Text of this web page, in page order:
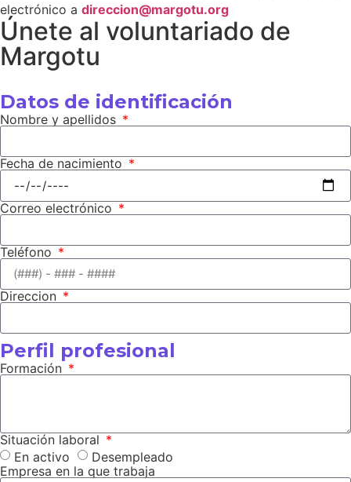
electrónico a direccion@margotu.org
Únete al voluntariado de
Margotu
Datos de identificación
Nombre y apellidos
Fecha de nacimiento
Correo electrónico
Teléfono
Direccion
Perfil profesional
Formación
Situación laboral
En activo
Desempleado
Empresa en la que trabaja